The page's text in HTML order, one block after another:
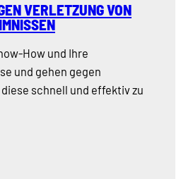
VERLETZUNG VON
How und Ihre
und gehen gegen
schnell und effektiv zu